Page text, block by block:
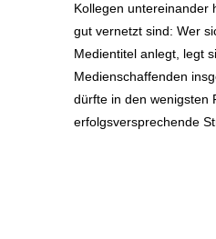
Kollegen untereinander
gut vernetzt sind: Wer
Medientitel anlegt, legt
Medienschaffenden
dürfte in den wenigsten
erfolgsversprechende